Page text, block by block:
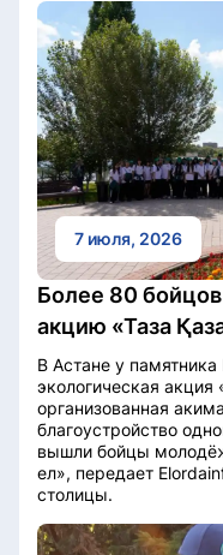
7 июля, 2026
Более 80
акцию «Таза
В Астане у
экологическая акция
организованная
благоустройство
вышли бойцы
ел», передает
столицы.